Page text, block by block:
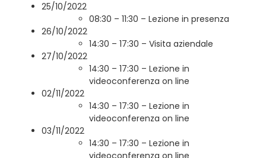
25/10/2022
08:30 – 11:30 – Lezione in presenza
26/10/2022
14:30 – 17:30 – Visita aziendale
27/10/2022
14:30 – 17:30 – Lezione in
videoconferenza on line
02/11/2022
14:30 – 17:30 – Lezione in
videoconferenza on line
03/11/2022
14:30 – 17:30 – Lezione in